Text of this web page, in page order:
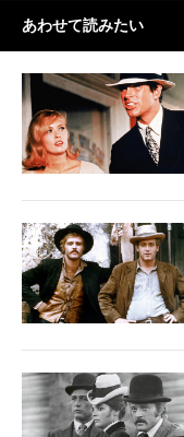
あわせて読みたい